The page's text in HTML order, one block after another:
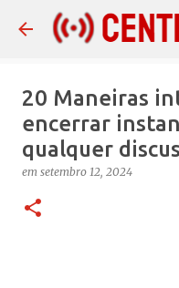
Pular para
20 Maneiras
encerrar
qualquer
em setembro 12, 2024